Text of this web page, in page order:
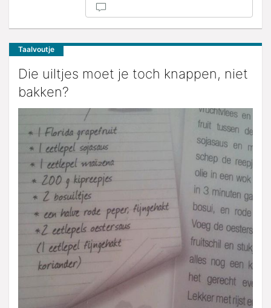
Taalvoutje
Die uiltjes moet je toch knappen, niet
bakken?